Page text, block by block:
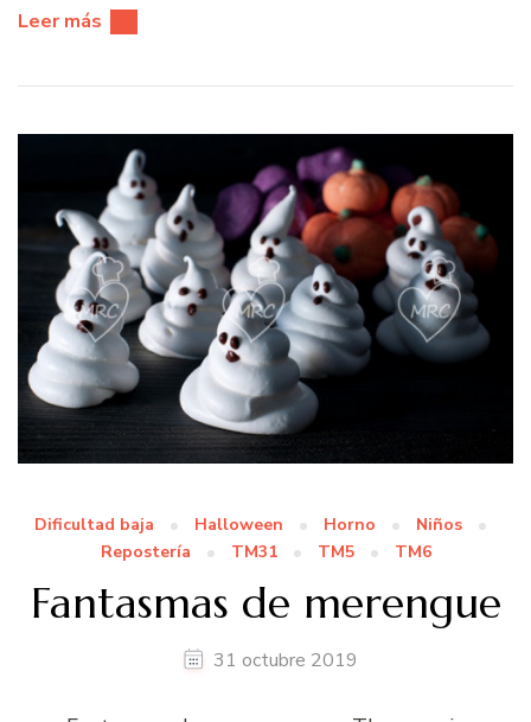
Leer más
Dificultad baja Halloween Horno
Niños
Repostería
TM31 TM5 TM6
Fantasmas de merengue
31 octubre 2019